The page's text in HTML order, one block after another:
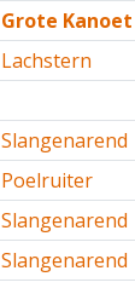
Grote Kanoet
Lachstern
Slangenarend
Poelruiter
Slangenarend
Slangenarend